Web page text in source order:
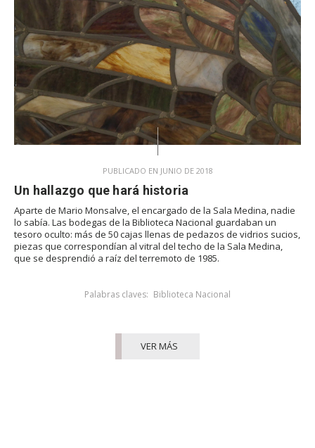
PUBLICADO EN JUNIO DE 2018
Un hallazgo que hará historia
Aparte de Mario Monsalve, el encargado de la Sala Medina, nadie
lo sabía. Las bodegas de la Biblioteca Nacional guardaban un
tesoro oculto: más de 50 cajas llenas de pedazos de vidrios sucios,
piezas que correspondían al vitral del techo de la Sala Medina,
que se desprendió a raíz del terremoto de 1985.
Palabras claves: Biblioteca Nacional
VER MÁS